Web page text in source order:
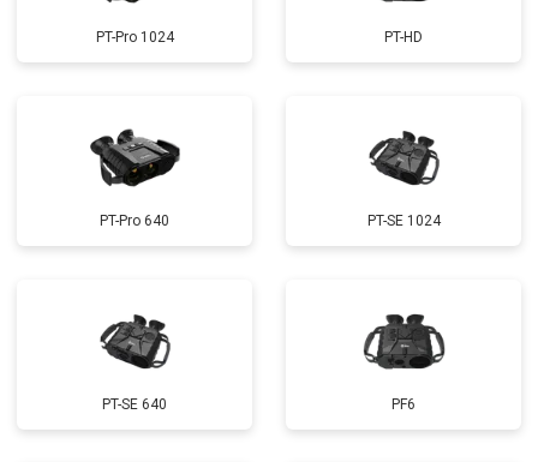
PT-Pro 1024 PT-HD
PT-Pro 640 PT-SE 1024
PT-SE 640 PF6